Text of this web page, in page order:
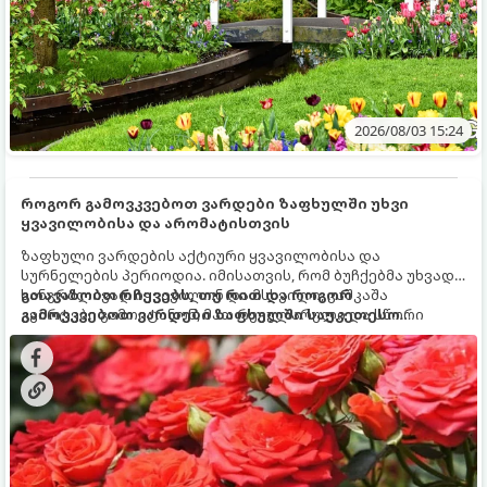
2026/08/03 15:24
როგორ გამოვკვებოთ ვარდები ზაფხულში უხვი
ყვავილობისა და არომატისთვის
ზაფხული ვარდების აქტიური ყვავილობისა და
სურნელების პერიოდია. იმისათვის, რომ ბუჩქებმა უხვად,
ხანგრძლივად იყვავილონ და მსხვილი, კაშკაშა
კვირტები გამოიტანონ, მათ რეგულარული და სწორი
გამოკვება სჭირდებათ. ზაფხულის პერიოდში მცენარის
მოთხოვნილებები იცვლება, ამიტომ მნიშვნელოვანია
ვიცოდეთ, რომელი სასუქები გამოიყენება ამ დროს.
გთავაზობთ რჩევებს, თუ რით და როგორ
გამოვკვებოთ ვარდები ზაფხულში საუკეთესო
შედეგის მისაღწევად: